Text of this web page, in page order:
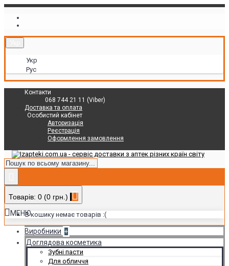
Укр
Рус
Контакти
068 744 21 11 (Viber)
Доставка та оплата
Особистий кабінет
Авторизація
Реєстрація
Оформлення замовлення
Товарів: 0 (0 грн.)
В кошику немає товарів :(
МЕНЮ
Виробники +
Доглядова косметика
Зубні пасти
Для обличчя